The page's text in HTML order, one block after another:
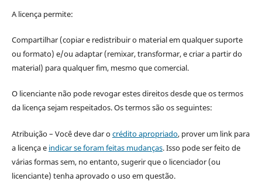
A licença permite:
Compartilhar (copiar e redistribuir o material em qualquer suporte
ou formato) e/ou adaptar (remixar, transformar, e criar a partir do
material) para qualquer fim, mesmo que comercial.
O licenciante não pode revogar estes direitos desde que os termos
da licença sejam respeitados. Os termos são os seguintes:
Atribuição – Você deve dar ocrédito apropriado, prover um link para
a licença e indicar se foram feitas mudanças. Isso pode ser feito de
várias formas sem, no entanto, sugerir que o licenciador (ou
licenciante) tenha aprovado o uso em questão.